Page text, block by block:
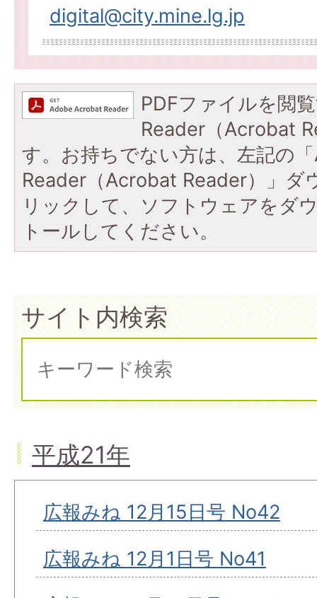
digital@city.mine.lg.jp
PDFファイルを閲
Reader（Acrobat
す。お持ちでない方は、左記の
Reader（Acrobat Reader）」ダ
リックして、ソフトウェアをダ
トールしてください。
サイト内検索
平成21年
広報みね 12月15日号 No42
広報みね 12月1日号 No41